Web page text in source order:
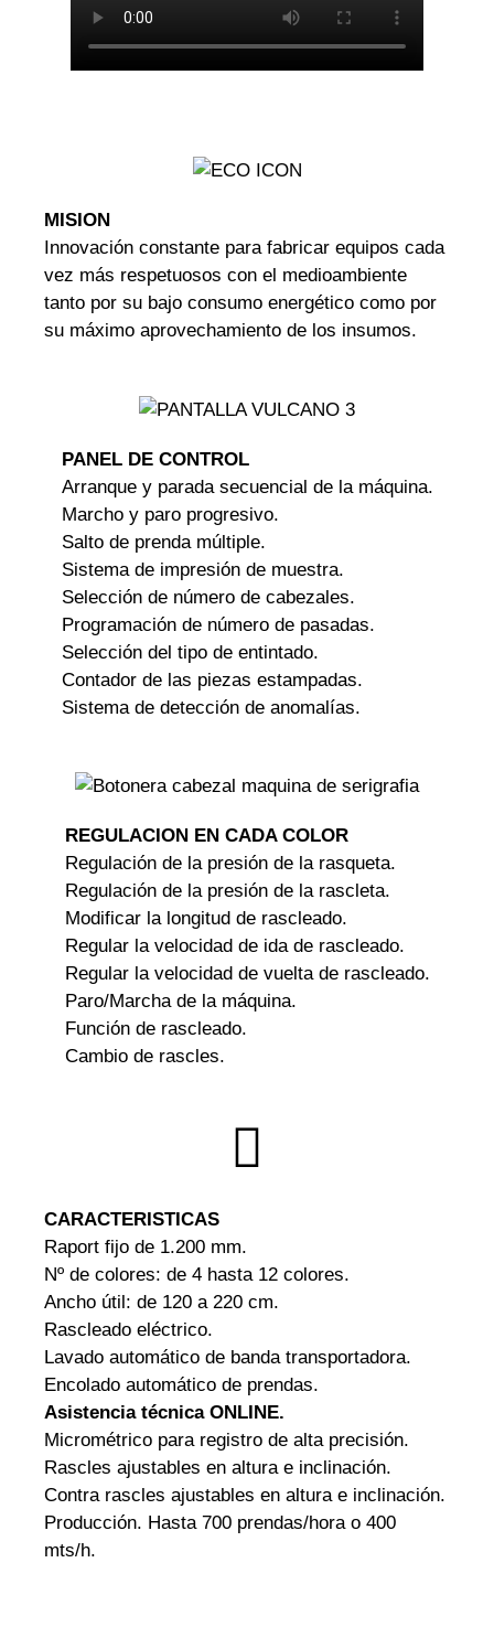
MISION
Innovación constante para fabricar equipos cada
vez más respetuosos con el medioambiente
tanto por su bajo consumo energético como por
su máximo aprovechamiento de los insumos.
PANEL DE CONTROL
Arranque y parada secuencial de la máquina.
Marcho y paro progresivo.
Salto de prenda múltiple.
Sistema de impresión de muestra.
Selección de número de cabezales.
Programación de número de pasadas.
Selección del tipo de entintado.
Contador de las piezas estampadas.
Sistema de detección de anomalías.
REGULACION EN CADA COLOR
Regulación de la presión de la rasqueta.
Regulación de la presión de la rascleta.
Modificar la longitud de rascleado.
Regular la velocidad de ida de rascleado.
Regular la velocidad de vuelta de rascleado.
Paro/Marcha de la máquina.
Función de rascleado.
Cambio de rascles.
CARACTERISTICAS
Raport fijo de 1.200 mm.
Nº de colores: de 4 hasta 12 colores.
Ancho útil: de 120 a 220 cm.
Rascleado eléctrico.
Lavado automático de banda transportadora.
Encolado automático de prendas.
Asistencia técnica ONLINE.
Micrométrico para registro de alta precisión.
Rascles ajustables en altura e inclinación.
Contra rascles ajustables en altura e inclinación.
Producción. Hasta 700 prendas/hora o 400
mts/h.